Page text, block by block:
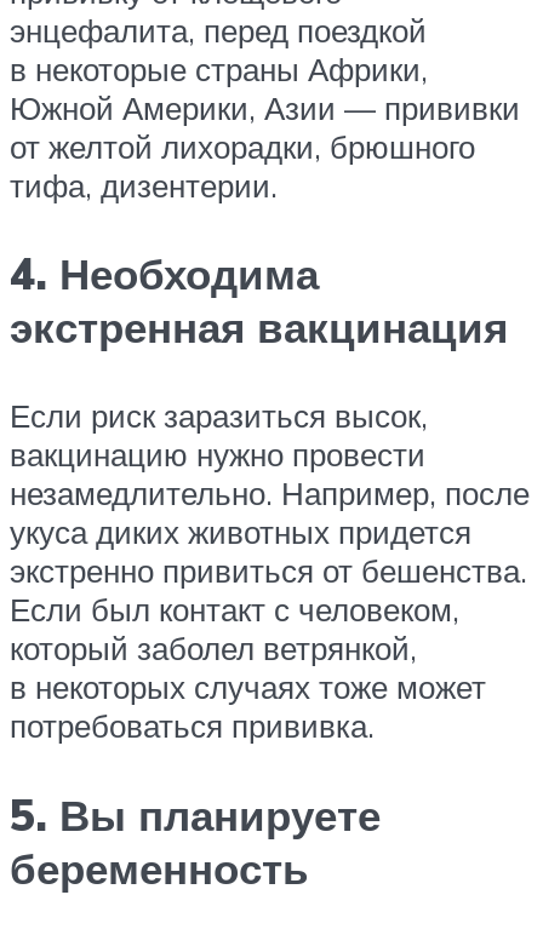
энцефалита, перед поездкой
в некоторые страны Африки,
Южной Америки, Азии — прививки
от желтой лихорадки, брюшного
тифа, дизентерии.
4. Необходима
экстренная вакцинация
Если риск заразиться высок,
вакцинацию нужно провести
незамедлительно. Например, после
укуса диких животных придется
экстренно привиться от бешенства.
Если был контакт с человеком,
который заболел ветрянкой,
в некоторых случаях тоже может
потребоваться прививка.
5. Вы планируете
беременность